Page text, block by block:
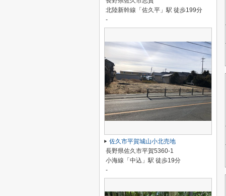
北陸新幹線「佐久平」駅 徒歩199分
-
佐久市平賀城山小北売地
長野県佐久市平賀5360-1
小海線「中込」駅 徒歩19分
-